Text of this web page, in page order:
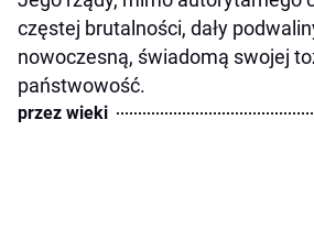
częstej brutalności, dały
nowoczesną, świadomą swojej
państwowość.
przez wieki